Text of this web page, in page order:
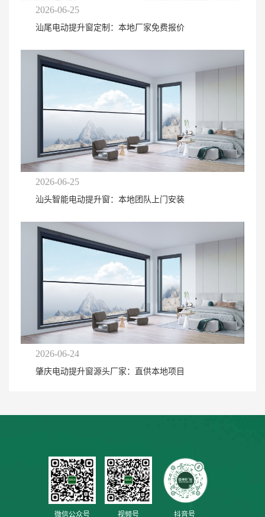
2026-06-25
汕尾电动提升窗定制：本地厂家免费报价
2026-06-25
汕头智能电动提升窗：本地团队上门安装
2026-06-24
肇庆电动提升窗源头厂家：直供本地项目
微信公众号 视频号 抖音号